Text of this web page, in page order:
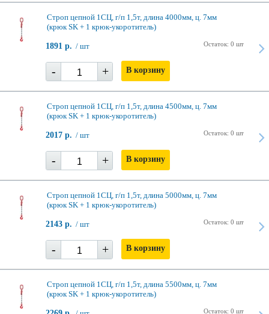
Строп цепной 1СЦ, г/п 1,5т, длина 4000мм, ц. 7мм
(крюк SK + 1 крюк-укоротитель)
Остаток: 0 шт
1891 р. / шт
- + В корзину
Строп цепной 1СЦ, г/п 1,5т, длина 4500мм, ц. 7мм
(крюк SK + 1 крюк-укоротитель)
Остаток: 0 шт
2017 р. / шт
- + В корзину
Строп цепной 1СЦ, г/п 1,5т, длина 5000мм, ц. 7мм
(крюк SK + 1 крюк-укоротитель)
Остаток: 0 шт
2143 р. / шт
- + В корзину
Строп цепной 1СЦ, г/п 1,5т, длина 5500мм, ц. 7мм
(крюк SK + 1 крюк-укоротитель)
Остаток: 0 шт